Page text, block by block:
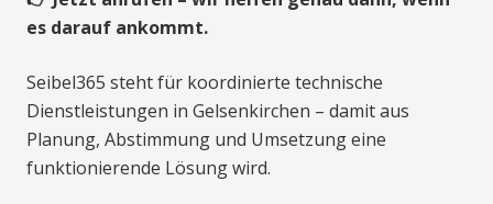
es darauf ankommt.
Seibel365 steht für koordinierte technische
Dienstleistungen in Gelsenkirchen – damit aus
Planung, Abstimmung und Umsetzung eine
funktionierende Lösung wird.